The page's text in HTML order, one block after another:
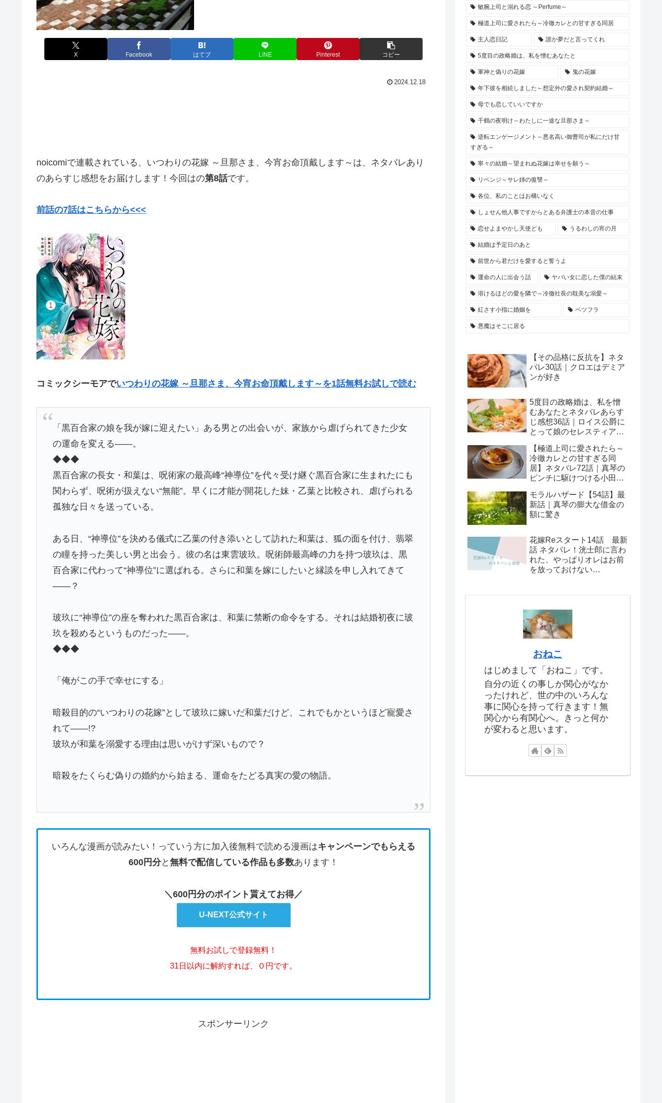
X Facebook はてブ LINE Pinterest コピー
2024.12.18
noicomiで連載されている、いつわりの花嫁 ～旦那さま、今宵お命頂戴します～は、ネタバレあり
のあらすじ感想をお届けします！今回はの第8話です。
前話の7話はこちらから<<<
コミックシーモアでいつわりの花嫁 ～旦那さま、今宵お命頂戴します～を1話無料お試しで読む
「黒百合家の娘を我が嫁に迎えたい」ある男との出会いが、家族から虐げられてきた少女
の運命を変える――。
◆◆◆
黒百合家の長女・和葉は、呪術家の最高峰“神導位”を代々受け継ぐ黒百合家に生まれたにも
関わらず、呪術が扱えない“無能”。早くに才能が開花した妹・乙葉と比較され、虐げられる
孤独な日々を送っている。
ある日、“神導位”を決める儀式に乙葉の付き添いとして訪れた和葉は、狐の面を付け、翡翠
の瞳を持った美しい男と出会う。彼の名は東雲玻玖。呪術師最高峰の力を持つ玻玖は、黒
百合家に代わって“神導位”に選ばれる。さらに和葉を嫁にしたいと縁談を申し入れてきて
――？
玻玖に“神導位”の座を奪われた黒百合家は、和葉に禁断の命令をする。それは結婚初夜に玻
玖を殺めるというものだった――。
◆◆◆
「俺がこの手で幸せにする」
暗殺目的の“いつわりの花嫁”として玻玖に嫁いだ和葉だけど、これでもかというほど寵愛さ
れて――!?
玻玖が和葉を溺愛する理由は思いがけず深いもので？
暗殺をたくらむ偽りの婚約から始まる、運命をたどる真実の愛の物語。
いろんな漫画が読みたい！っていう方に加入後無料で読める漫画はキャンペーンでもらえる
600円分と 無料で配信している作品も多数あります！
＼600円分のポイント貰えてお得／
U-NEXT公式サイト
無料お試しで登録無料！
31日以内に解約すれば、０円です。
スポンサーリンク
敏腕上司と溺れる恋 ～Perfume～
極道上司に愛されたら～冷徹カレとの甘すぎる同居
主人恋日記 誰か夢だと言ってくれ
5度目の政略婚は、私を憎むあなたと
軍神と偽りの花嫁 鬼の花嫁
年下彼を相続しました～想定外の愛され契約結婚～
母でも恋していいですか
千鶴の夜明け～わたしに一途な旦那さま～
逆転エンゲージメント～悪名高い御曹司が私にだけ甘
すぎる～
寧々の結婚～望まれぬ花嫁は幸せを願う～
リベンジ～サレ姉の復讐～
各位、私のことはお構いなく
しょせん他人事ですからとある弁護士の本音の仕事
恋せよまやかし天使ども うるわしの宵の月
結婚は予定日のあと
前世から君だけを愛すると誓うよ
運命の人に出会う話 ヤバい女に恋した僕の結末
溶けるほどの愛を隣で～冷徹社長の耽美な溺愛～
紅さす小指に婚姻を ベツフラ
悪魔はそこに居る
【その品格に反抗を】ネタ
バレ30話｜クロエはデミア
ンが好き
5度目の政略婚は、私を憎
むあなたとネタバレあらす
じ感想36話｜ロイス公爵に
とって娘のセレスティアは
【極道上司に愛されたら～
冷徹カレとの甘すぎる同
居】ネタバレ72話｜真琴の
ピンチに駆けつける小田切
モラルハザード【54話】最
新話｜真琴の膨大な借金の
額に驚き
花嫁Reスタート14話 最新
話 ネタバレ！洸士郎に言わ
れた、やっぱりオレはお前
を放っておけない…
おねこ
はじめまして「おねこ」です。
自分の近くの事しか関心がなか
ったけれど、世の中のいろんな
事に関心を持って行きます！無
関心から有関心へ。きっと何か
が変わると思います。